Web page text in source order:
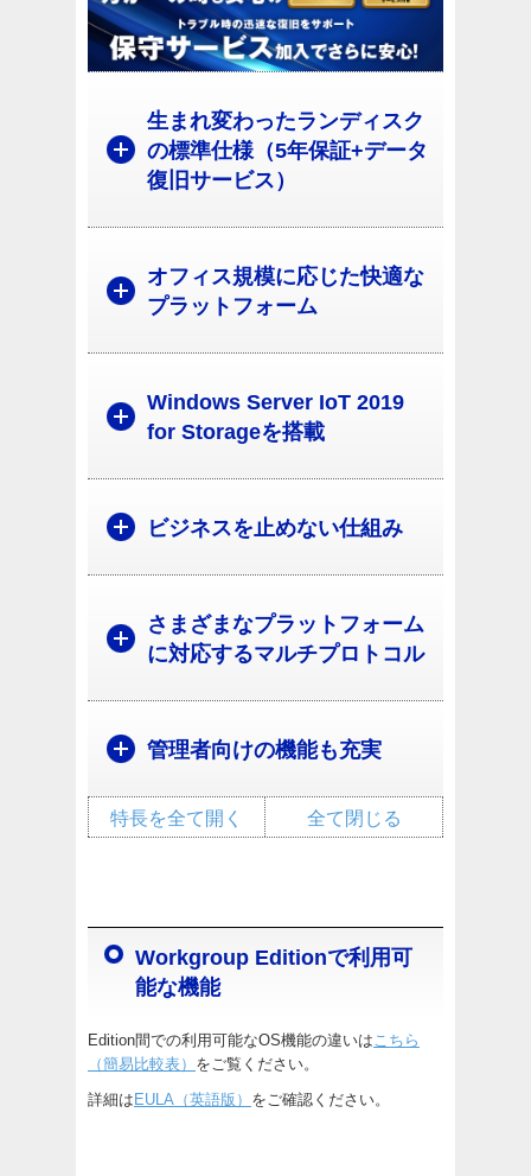
生まれ変わったランディスク
の標準仕様（5年保証+データ
復旧サービス）
オフィス規模に応じた快適な
プラットフォーム
Windows Server IoT 2019
for Storageを搭載
ビジネスを止めない仕組み
さまざまなプラットフォーム
に対応するマルチプロトコル
管理者向けの機能も充実
全て閉じる
特長を全て開く
Workgroup Editionで利用可
能な機能
Edition間での利用可能なOS機能の違いはこちら
（簡易比較表） をご覧ください。
詳細は EULA（英語版） をご確認ください。